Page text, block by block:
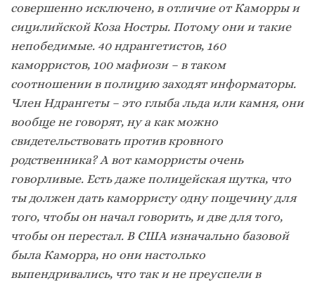
совершенно исключено, в отличие от Каморры и
сицилийской Коза Ностры. Потому они и такие
непобедимые. 40 ндрангетистов, 160
каморристов, 100 мафиози – в таком
соотношении в полицию заходят информаторы.
Член Ндрангеты – это глыба льда или камня, они
вообще не говорят, ну а как можно
свидетельствовать против кровного
родственника? А вот каморристы очень
говорливые. Есть даже полицейская шутка, что
ты должен дать каморристу одну пощечину для
того, чтобы он начал говорить, и две для того,
чтобы он перестал. В США изначально базовой
была Каморра, но они настолько
выпендривались, что так и не преуспели в